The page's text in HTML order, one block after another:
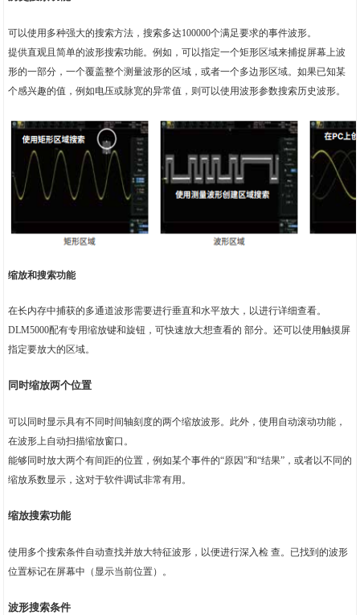
可以使用多种强大的搜索方法，搜索多达100000个满足要求的事件波形。
提供直观且简单的波形搜索功能。例如，可以指定一个矩形区域来捕捉屏幕上波
形的一部分，一个覆盖整个测量波形的区域，或者一个多边形区域。如果已知某
个感兴趣的值，例如电压或脉宽的异常值，则可以使用波形参数搜索历史波形。
缩放和搜索功能
在长内存中捕获的多通道波形需要进行垂直和水平放大，以进行详细查看。
DLM5000配有专用缩放键和旋钮，可快速放大想查看的 部分。还可以使用触摸屏
指定要放大的区域。
同时缩放两个位置
可以同时显示具有不同时间轴刻度的两个缩放波形。此外，使用自动滚动功能，
在波形上自动扫描缩放窗口。
能够同时放大两个有间距的位置，例如某个事件的“原因”和“结果”，或者以不同的
缩放系数显示，这对于软件调试非常有用。
缩放搜索功能
使用多个搜索条件自动查找并放大特征波形，以便进行深入检 查。已找到的波形
位置标记在屏幕中（显示当前位置）。
波形搜索条件